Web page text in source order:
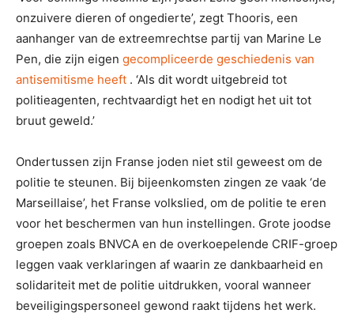
onzuivere dieren of ongedierte’, zegt Thooris, een
aanhanger van de extreemrechtse partij van Marine Le
Pen, die zijn eigen gecompliceerde geschiedenis van
antisemitisme heeft . ‘Als dit wordt uitgebreid tot
politieagenten, rechtvaardigt het en nodigt het uit tot
bruut geweld.’
Ondertussen zijn Franse joden niet stil geweest om de
politie te steunen. Bij bijeenkomsten zingen ze vaak ‘de
Marseillaise’, het Franse volkslied, om de politie te eren
voor het beschermen van hun instellingen. Grote joodse
groepen zoals BNVCA en de overkoepelende CRIF-groep
leggen vaak verklaringen af ​​waarin ze dankbaarheid en
solidariteit met de politie uitdrukken, vooral wanneer
beveiligingspersoneel gewond raakt tijdens het werk.